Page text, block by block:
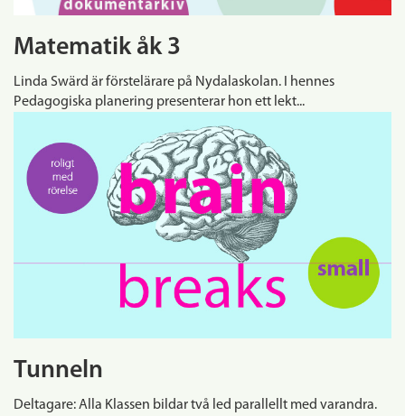
Matematik åk 3
Linda Swärd är förstelärare på Nydalaskolan. I hennes
Pedagogiska planering presenterar hon ett lekt...
Tunneln
Deltagare: Alla Klassen bildar två led parallellt med varandra.